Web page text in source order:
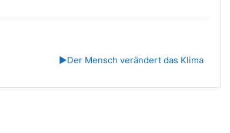
▶︎Der Mensch verändert das Klima